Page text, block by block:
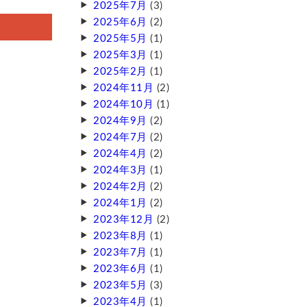
2025年7月 (3)
2025年6月 (2)
2025年5月 (1)
2025年3月 (1)
2025年2月 (1)
2024年11月 (2)
2024年10月 (1)
2024年9月 (2)
2024年7月 (2)
2024年4月 (2)
2024年3月 (1)
2024年2月 (2)
2024年1月 (2)
2023年12月 (2)
2023年8月 (1)
2023年7月 (1)
2023年6月 (1)
2023年5月 (3)
2023年4月 (1)